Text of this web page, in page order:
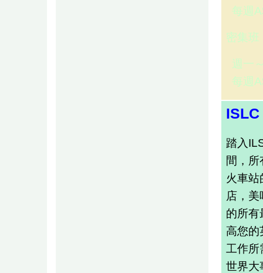
每週
密集班
週一
每週
踏入
間，所
火車
店，
的所有
高您的
工作所
世界大